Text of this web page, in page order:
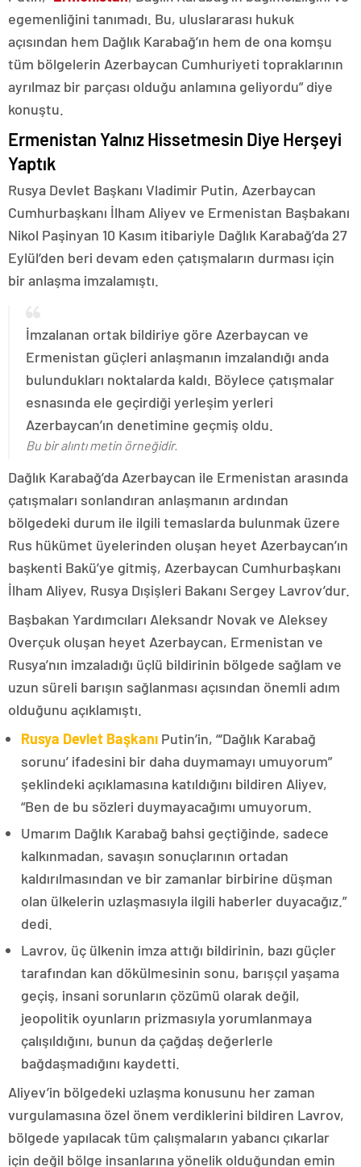
egemenliğini tanımadı. Bu, uluslararası hukuk
açısından hem Dağlık Karabağ’ın hem de ona komşu
tüm bölgelerin Azerbaycan Cumhuriyeti topraklarının
ayrılmaz bir parçası olduğu anlamına geliyordu” diye
konuştu.
Ermenistan Yalnız Hissetmesin Diye Herşeyi
Yaptık
Rusya Devlet Başkanı Vladimir Putin, Azerbaycan
Cumhurbaşkanı İlham Aliyev ve Ermenistan Başbakanı
Nikol Paşinyan 10 Kasım itibariyle Dağlık Karabağ’da 27
Eylül’den beri devam eden çatışmaların durması için
bir anlaşma imzalamıştı.
İmzalanan ortak bildiriye göre Azerbaycan ve
Ermenistan güçleri anlaşmanın imzalandığı anda
bulundukları noktalarda kaldı. Böylece çatışmalar
esnasında ele geçirdiği yerleşim yerleri
Azerbaycan’ın denetimine geçmiş oldu.
Bu bir alıntı metin örneğidir.
Dağlık Karabağ’da Azerbaycan ile Ermenistan arasında
çatışmaları sonlandıran anlaşmanın ardından
bölgedeki durum ile ilgili temaslarda bulunmak üzere
Rus hükümet üyelerinden oluşan heyet Azerbaycan’ın
başkenti Bakü’ye gitmiş, Azerbaycan Cumhurbaşkanı
İlham Aliyev, Rusya Dışişleri Bakanı Sergey Lavrov’dur.
Başbakan Yardımcıları Aleksandr Novak ve Aleksey
Overçuk oluşan heyet Azerbaycan, Ermenistan ve
Rusya’nın imzaladığı üçlü bildirinin bölgede sağlam ve
uzun süreli barışın sağlanması açısından önemli adım
olduğunu açıklamıştı.
Rusya Devlet Başkanı Putin’in, “‘Dağlık Karabağ
sorunu’ ifadesini bir daha duymamayı umuyorum”
şeklindeki açıklamasına katıldığını bildiren Aliyev,
“Ben de bu sözleri duymayacağımı umuyorum.
Umarım Dağlık Karabağ bahsi geçtiğinde, sadece
kalkınmadan, savaşın sonuçlarının ortadan
kaldırılmasından ve bir zamanlar birbirine düşman
olan ülkelerin uzlaşmasıyla ilgili haberler duyacağız.”
dedi.
Lavrov, üç ülkenin imza attığı bildirinin, bazı güçler
tarafından kan dökülmesinin sonu, barışçıl yaşama
geçiş, insani sorunların çözümü olarak değil,
jeopolitik oyunların prizmasıyla yorumlanmaya
çalışıldığını, bunun da çağdaş değerlerle
bağdaşmadığını kaydetti.
Aliyev’in bölgedeki uzlaşma konusunu her zaman
vurgulamasına özel önem verdiklerini bildiren Lavrov,
bölgede yapılacak tüm çalışmaların yabancı çıkarlar
için değil bölge insanlarına yönelik olduğundan emin